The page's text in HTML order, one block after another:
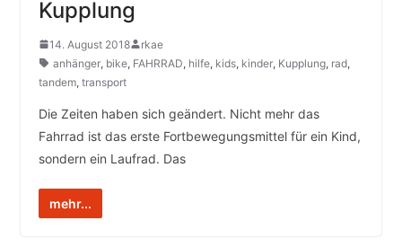
Kupplung
14. August 2018
rkae
anhänger, bike, FAHRRAD, hilfe, kids, kinder, Kupplung, rad,
tandem, transport
Die Zeiten haben sich geändert. Nicht mehr das
Fahrrad ist das erste Fortbewegungsmittel für ein Kind,
sondern ein Laufrad. Das
mehr...